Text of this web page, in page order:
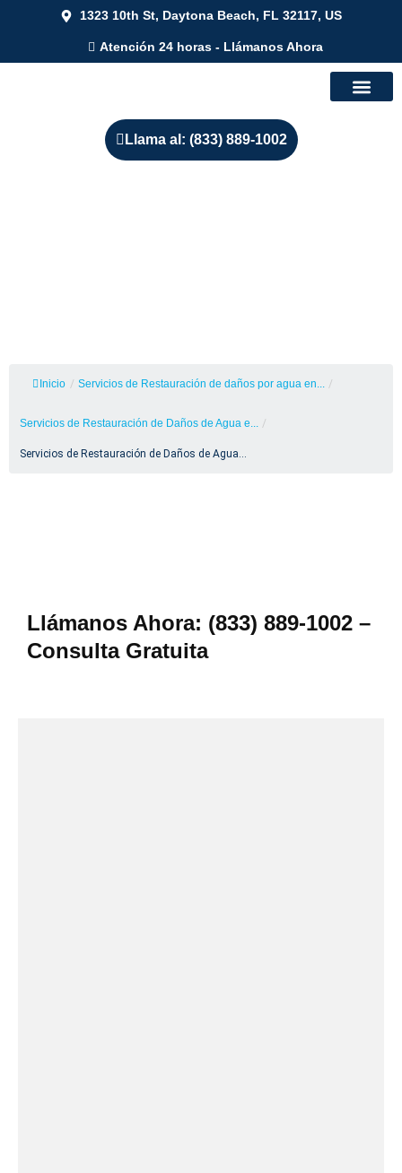
1323 10th St, Daytona Beach, FL 32117, US
Atención 24 horas - Llámanos Ahora
Llama al: (833) 889-1002
Inicio / Servicios de Restauración de daños por agua en... /
Servicios de Restauración de Daños de Agua e... /
Servicios de Restauración de Daños de Agua...
Llámanos Ahora: (833) 889-1002 –
Consulta Gratuita